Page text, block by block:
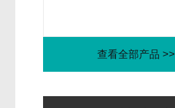
查看全部产品 >>